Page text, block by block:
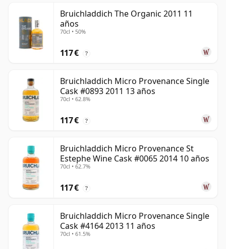
Bruichladdich The Organic 2011 11
años
70cl • 50%
117 € ?
Bruichladdich Micro Provenance Single
Cask #0893 2011 13 años
70cl • 62.8%
117 € ?
Bruichladdich Micro Provenance St
Estephe Wine Cask #0065 2014 10 años
70cl • 62.7%
117 € ?
Bruichladdich Micro Provenance Single
Cask #4164 2013 11 años
70cl • 61.5%